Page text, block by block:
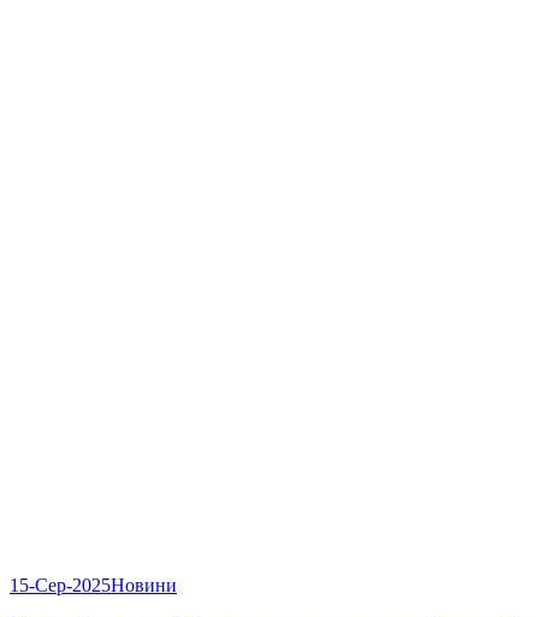
15-Сер-2025Новини